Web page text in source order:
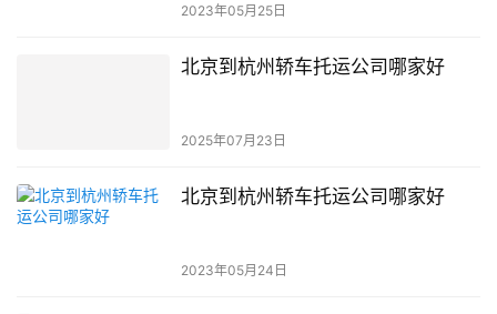
2023年05月25日
北京到杭州轿车托运公司哪家好
2025年07月23日
北京到杭州轿车托运公司哪家好
2023年05月24日